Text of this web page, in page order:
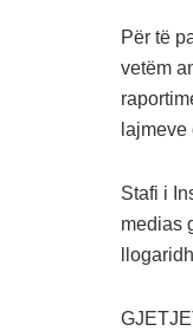
Për të
vetëm
Stafi i
medias